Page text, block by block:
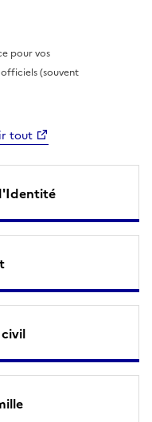
pour vos
(souvent
tout